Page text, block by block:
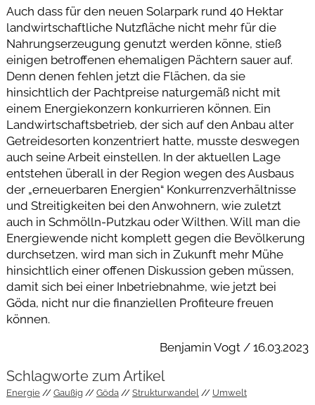
Auch dass für den neuen Solarpark rund 40 Hektar
landwirtschaftliche Nutzfläche nicht mehr für die
Nahrungserzeugung genutzt werden könne, stieß
einigen betroffenen ehemaligen Pächtern sauer auf.
Denn denen fehlen jetzt die Flächen, da sie
hinsichtlich der Pachtpreise naturgemäß nicht mit
einem Energiekonzern konkurrieren können. Ein
Landwirtschaftsbetrieb, der sich auf den Anbau alter
Getreidesorten konzentriert hatte, musste deswegen
auch seine Arbeit einstellen. In der aktuellen Lage
entstehen überall in der Region wegen des Ausbaus
der „erneuerbaren Energien“ Konkurrenzverhältnisse
und Streitigkeiten bei den Anwohnern, wie zuletzt
auch in Schmölln-Putzkau oder Wilthen. Will man die
Energiewende nicht komplett gegen die Bevölkerung
durchsetzen, wird man sich in Zukunft mehr Mühe
hinsichtlich einer offenen Diskussion geben müssen,
damit sich bei einer Inbetriebnahme, wie jetzt bei
Göda, nicht nur die finanziellen Profiteure freuen
können.
Benjamin Vogt / 16.03.2023
Schlagworte zum Artikel
Energie Gaußig Göda Strukturwandel Umwelt